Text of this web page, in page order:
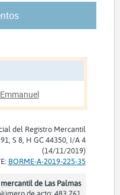
del Registro Mercantil
S 8, H GC 44350, I/A 4
(14/11/2019)
BORME-A-2019-225-35
de Las Palmas